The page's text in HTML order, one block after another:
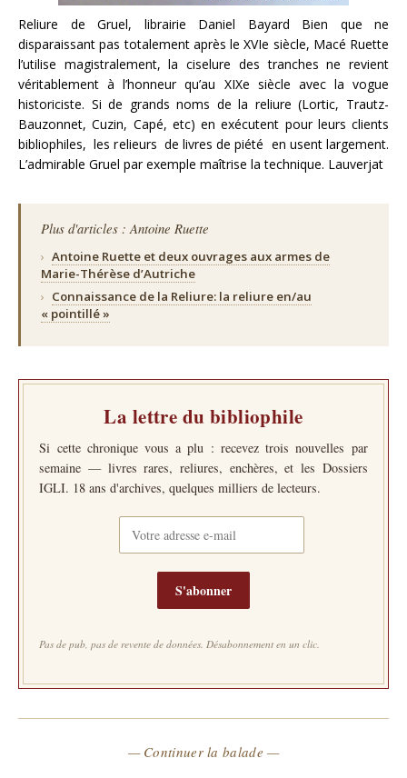
Reliure de Gruel, librairie Daniel Bayard Bien que ne
disparaissant pas totalement après le XVIe siècle, Macé Ruette
l’utilise magistralement, la ciselure des tranches ne revient
véritablement à l’honneur qu’au XIXe siècle avec la vogue
historiciste. Si de grands noms de la reliure (Lortic, Trautz-
Bauzonnet, Cuzin, Capé, etc) en exécutent pour leurs clients
bibliophiles, les relieurs de livres de piété en usent largement.
L’admirable Gruel par exemple maîtrise la technique. Lauverjat
Plus d'articles : Antoine Ruette
› Antoine Ruette et deux ouvrages aux armes de
Marie-Thérèse d’Autriche
› Connaissance de la Reliure: la reliure en/au
« pointillé »
La lettre du bibliophile
Si cette chronique vous a plu : recevez trois nouvelles par
semaine — livres rares, reliures, enchères, et les Dossiers
IGLI. 18 ans d'archives, quelques milliers de lecteurs.
S'abonner
Pas de pub, pas de revente de données. Désabonnement en un clic.
— Continuer la balade —